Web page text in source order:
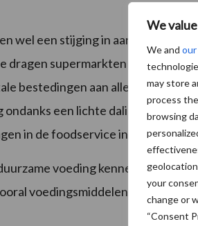
We
We and
may store
process
browsing
your
change or
“Consent
wel een stijging in aankopen van
dragen supermarkten het meeste
bestedingen aan alle soorten
een lichte daling van 1
in de foodservice in het tweede
voeding kennen een
voedingsmiddelen van